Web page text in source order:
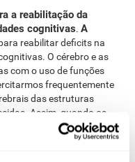
a reabilitação da
cognitivas.A
reabilitar deficits na
O cérebro e as
com o uso de funções
frequentemente
das estruturas
Assim, quando os
ao cérebro e este as
e eficientes,